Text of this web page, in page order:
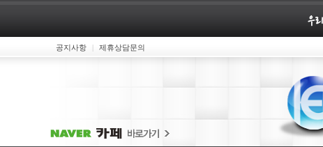
공지사항 제휴상담문의